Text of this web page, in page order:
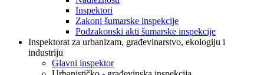
Inspektori
Zakoni šumarske inspekcije
Podzakonski akti šumarske inspekcije
Inspektorat za urbanizam, građevinarstvo, ekologiju i
industriju
Glavni inspektor